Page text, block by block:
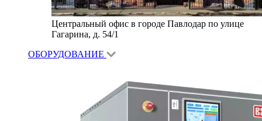
Центральный офис в городе Павлодар по улице
Гагарина, д. 54/1
ОБОРУДОВАНИЕ